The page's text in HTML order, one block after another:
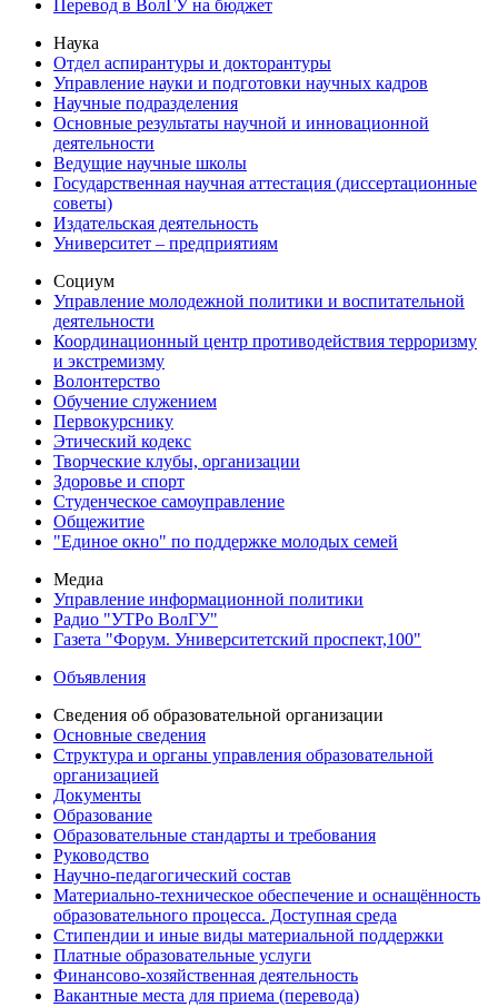
Перевод в ВолГУ на бюджет
Наука
Отдел аспирантуры и докторантуры
Управление науки и подготовки научных кадров
Научные подразделения
Основные результаты научной и инновационной
деятельности
Ведущие научные школы
Государственная научная аттестация (диссертационные
советы)
Издательская деятельность
Университет – предприятиям
Социум
Управление молодежной политики и воспитательной
деятельности
Координационный центр противодействия терроризму
и экстремизму
Волонтерство
Обучение служением
Первокурснику
Этический кодекс
Творческие клубы, организации
Здоровье и спорт
Студенческое самоуправление
Общежитие
"Единое окно" по поддержке молодых семей
Медиа
Управление информационной политики
Радио "УТРо ВолГУ"
Газета "Форум. Университетский проспект,100"
Объявления
Сведения об образовательной организации
Основные сведения
Структура и органы управления образовательной
организацией
Документы
Образование
Образовательные стандарты и требования
Руководство
Научно-педагогический состав
Материально-техническое обеспечение и оснащённость
образовательного процесса. Доступная среда
Стипендии и иные виды материальной поддержки
Платные образовательные услуги
Финансово-хозяйственная деятельность
Вакантные места для приема (перевода)